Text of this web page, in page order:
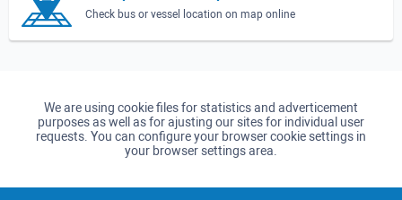
Check bus or vessel location on map online
We are using cookie files for statistics and adverticement
purposes as well as for ajusting our sites for individual user
requests. You can configure your browser cookie settings in
your browser settings area.